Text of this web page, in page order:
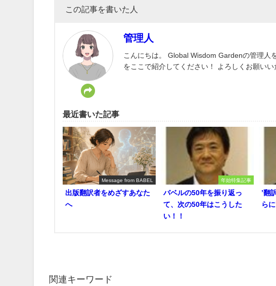
この記事を書いた人
管理人
こんにちは。 Global Wisdom Gardenの管理人
をここで紹介してください！ よろしくお願いい
最近書いた記事
Message from BABEL
出版翻訳者をめざすあなた
へ
年始特集記事
バベルの50年を振り返っ
て、次の50年はこうした
い！！
’翻
ら
関連キーワード